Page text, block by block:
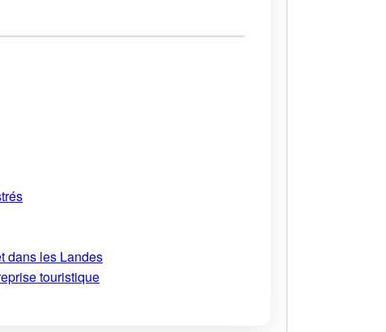
dans les Landes
touristique